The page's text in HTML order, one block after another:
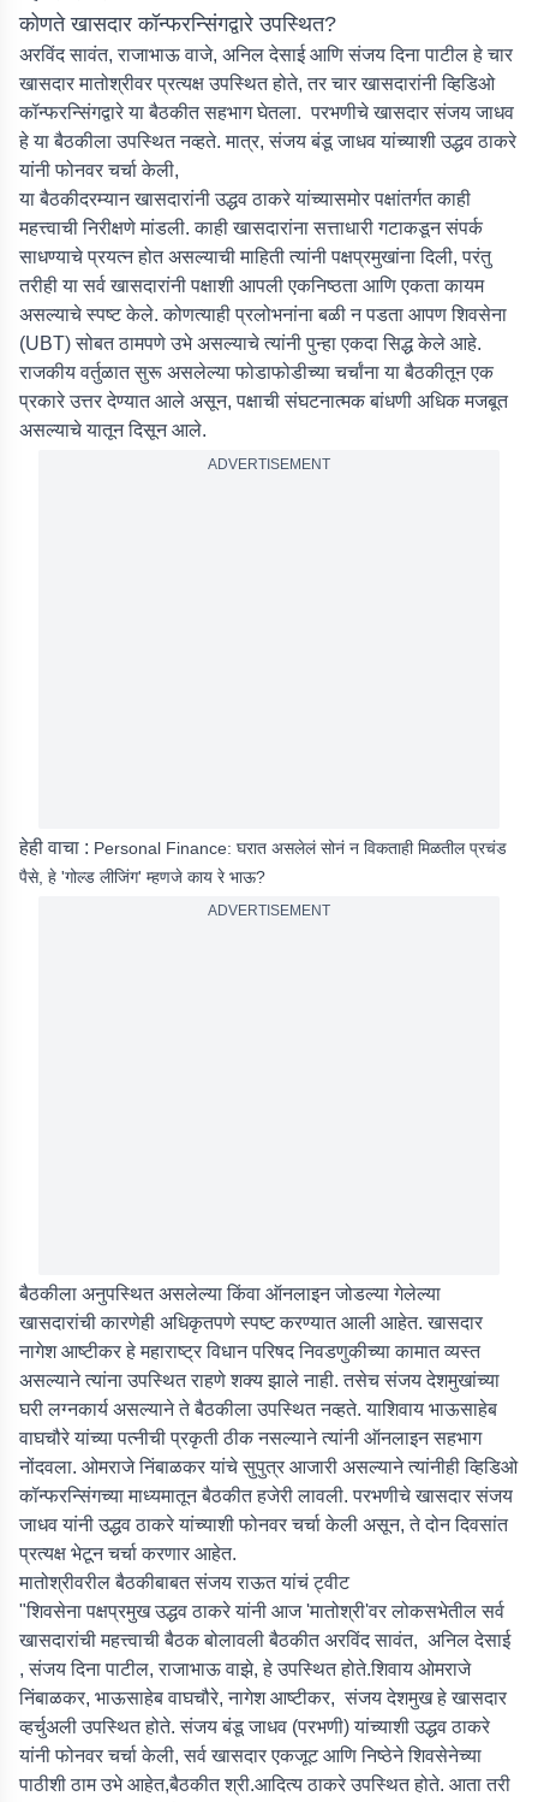
कोणते खासदार कॉन्फरन्सिंगद्वारे उपस्थित?
अरविंद सावंत, राजाभाऊ वाजे, अनिल देसाई आणि संजय दिना पाटील हे चार
खासदार मातोश्रीवर प्रत्यक्ष उपस्थित होते, तर चार खासदारांनी व्हिडिओ
कॉन्फरन्सिंगद्वारे या बैठकीत सहभाग घेतला. परभणीचे खासदार संजय जाधव
हे या बैठकीला उपस्थित नव्हते. मात्र, संजय बंडू जाधव यांच्याशी उद्धव ठाकरे
यांनी फोनवर चर्चा केली,
या बैठकीदरम्यान खासदारांनी उद्धव ठाकरे यांच्यासमोर पक्षांतर्गत काही
महत्त्वाची निरीक्षणे मांडली. काही खासदारांना सत्ताधारी गटाकडून संपर्क
साधण्याचे प्रयत्न होत असल्याची माहिती त्यांनी पक्षप्रमुखांना दिली, परंतु
तरीही या सर्व खासदारांनी पक्षाशी आपली एकनिष्ठता आणि एकता कायम
असल्याचे स्पष्ट केले. कोणत्याही प्रलोभनांना बळी न पडता आपण शिवसेना
(UBT) सोबत ठामपणे उभे असल्याचे त्यांनी पुन्हा एकदा सिद्ध केले आहे.
राजकीय वर्तुळात सुरू असलेल्या फोडाफोडीच्या चर्चांना या बैठकीतून एक
प्रकारे उत्तर देण्यात आले असून, पक्षाची संघटनात्मक बांधणी अधिक मजबूत
असल्याचे यातून दिसून आले.
ADVERTISEMENT
हेही वाचा : Personal Finance: घरात असलेलं सोनं न विकताही मिळतील प्रचंड
पैसे, हे 'गोल्ड लीजिंग' म्हणजे काय रे भाऊ?
ADVERTISEMENT
बैठकीला अनुपस्थित असलेल्या किंवा ऑनलाइन जोडल्या गेलेल्या
खासदारांची कारणेही अधिकृतपणे स्पष्ट करण्यात आली आहेत. खासदार
नागेश आष्टीकर हे महाराष्ट्र विधान परिषद निवडणुकीच्या कामात व्यस्त
असल्याने त्यांना उपस्थित राहणे शक्य झाले नाही. तसेच संजय देशमुखांच्या
घरी लग्नकार्य असल्याने ते बैठकीला उपस्थित नव्हते. याशिवाय भाऊसाहेब
वाघचौरे यांच्या पत्नीची प्रकृती ठीक नसल्याने त्यांनी ऑनलाइन सहभाग
नोंदवला. ओमराजे निंबाळकर यांचे सुपुत्र आजारी असल्याने त्यांनीही व्हिडिओ
कॉन्फरन्सिंगच्या माध्यमातून बैठकीत हजेरी लावली. परभणीचे खासदार संजय
जाधव यांनी उद्धव ठाकरे यांच्याशी फोनवर चर्चा केली असून, ते दोन दिवसांत
प्रत्यक्ष भेटून चर्चा करणार आहेत.
मातोश्रीवरील बैठकीबाबत संजय राऊत यांचं ट्वीट
"शिवसेना पक्षप्रमुख उद्धव ठाकरे यांनी आज 'मातोश्री'वर लोकसभेतील सर्व
खासदारांची महत्त्वाची बैठक बोलावली बैठकीत अरविंद सावंत, अनिल देसाई
, संजय दिना पाटील, राजाभाऊ वाझे, हे उपस्थित होते.शिवाय ओमराजे
निंबाळकर, भाऊसाहेब वाघचौरे, नागेश आष्टीकर, संजय देशमुख हे खासदार
व्हर्चुअली उपस्थित होते. संजय बंडू जाधव (परभणी) यांच्याशी उद्धव ठाकरे
यांनी फोनवर चर्चा केली, सर्व खासदार एकजूट आणि निष्ठेने शिवसेनेच्या
पाठीशी ठाम उभे आहेत,बैठकीत श्री.आदित्य ठाकरे उपस्थित होते. आता तरी